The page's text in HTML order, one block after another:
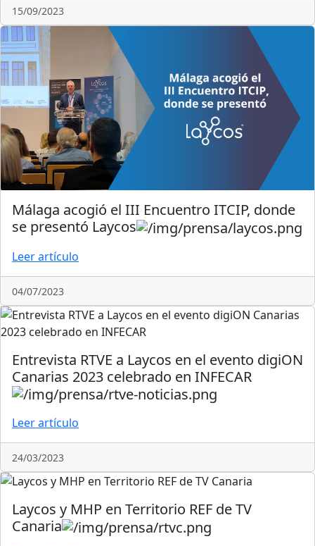
15/09/2023
Málaga acogió el III Encuentro ITCIP, donde
se presentó Laycos
Leer artículo
04/07/2023
Entrevista RTVE a Laycos en el evento digiON
Canarias 2023 celebrado en INFECAR
Leer artículo
24/03/2023
Laycos y MHP en Territorio REF de TV
Canaria